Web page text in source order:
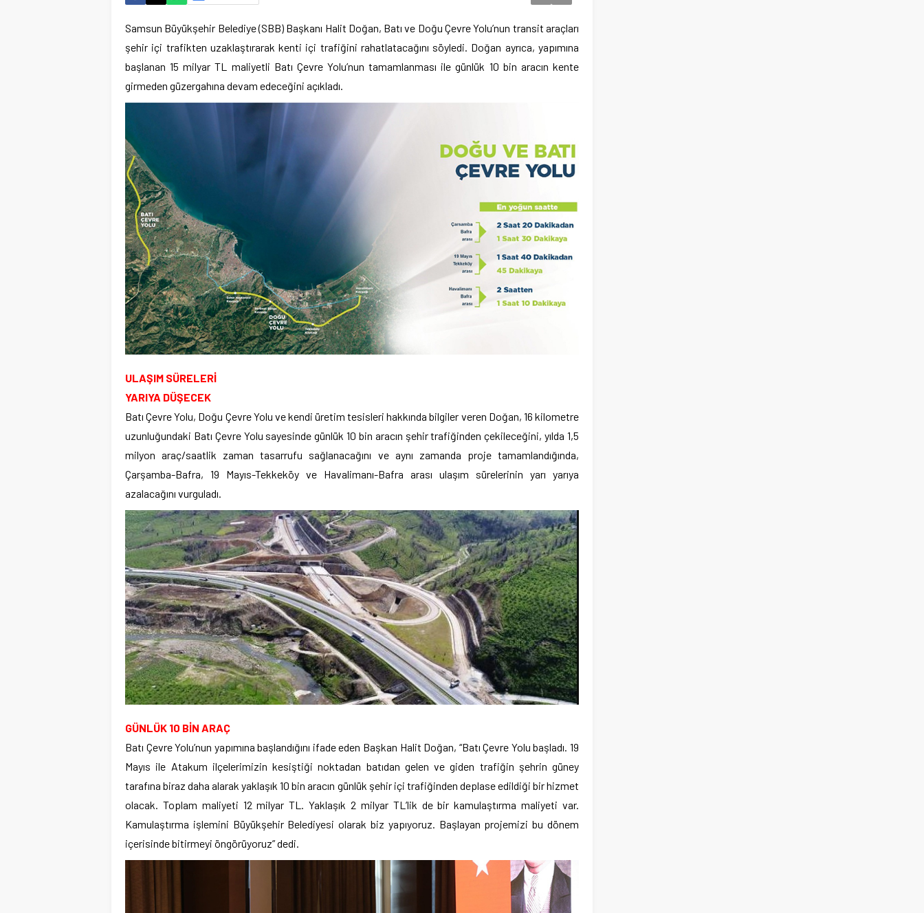
Samsun Büyükşehir Belediye (SBB) Başkanı Halit Doğan, Batı ve Doğu Çevre Yolu’nun transit araçları
şehir içi trafikten uzaklaştırarak kenti içi trafiğini rahatlatacağını söyledi. Doğan ayrıca, yapımına
başlanan 15 milyar TL maliyetli Batı Çevre Yolu’nun tamamlanması ile günlük 10 bin aracın kente
girmeden güzergahına devam edeceğini açıkladı.
ULAŞIM SÜRELERİ
YARIYA DÜŞECEK
Batı Çevre Yolu, Doğu Çevre Yolu ve kendi üretim tesisleri hakkında bilgiler veren Doğan, 16 kilometre
uzunluğundaki Batı Çevre Yolu sayesinde günlük 10 bin aracın şehir trafiğinden çekileceğini, yılda 1,5
milyon araç/saatlik zaman tasarrufu sağlanacağını ve aynı zamanda proje tamamlandığında,
Çarşamba-Bafra, 19 Mayıs-Tekkeköy ve Havalimanı-Bafra arası ulaşım sürelerinin yarı yarıya
azalacağını vurguladı.
GÜNLÜK 10 BİN ARAÇ
Batı Çevre Yolu’nun yapımına başlandığını ifade eden Başkan Halit Doğan, “Batı Çevre Yolu başladı. 19
Mayıs ile Atakum ilçelerimizin kesiştiği noktadan batıdan gelen ve giden trafiğin şehrin güney
tarafına biraz daha alarak yaklaşık 10 bin aracın günlük şehir içi trafiğinden deplase edildiği bir hizmet
olacak. Toplam maliyeti 12 milyar TL. Yaklaşık 2 milyar TL’lik de bir kamulaştırma maliyeti var.
Kamulaştırma işlemini Büyükşehir Belediyesi olarak biz yapıyoruz. Başlayan projemizi bu dönem
içerisinde bitirmeyi öngörüyoruz” dedi.